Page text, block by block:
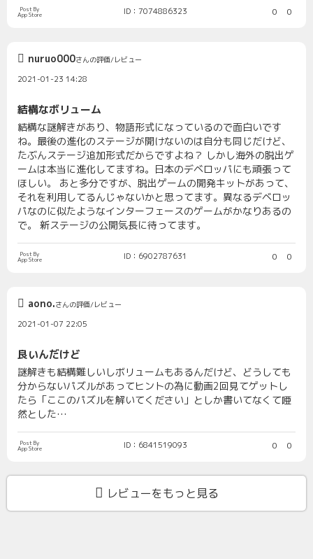
Post By
App Store ID：7074886323 0 0
nuruo000さんの評価/レビュー
2021-01-23 14:28
結構なボリューム
結構な謎解きがあり、物語形式になっているので面白いです
ね。最後の進化のステージが開けないのは自分も同じだけど、
たぶんステージ追加形式だからですよね？ しかし海外の脱出ゲ
ームは本当に進化してますね。日本のデベロッパにも頑張って
ほしい。 あと多分ですが、脱出ゲームの開発キットがあって、
それを利用してるんじゃないかと思ってます。異なるデベロッ
パなのに似たようなインターフェースのゲームがかなりあるの
で。 新ステージの公開気長に待ってます。
Post By
App Store ID：6902787631 0 0
aono.さんの評価/レビュー
2021-01-07 22:05
良いんだけど
謎解きも結構難しいしボリュームもあるんだけど、どうしても
分からないパズルがあってヒントの為に動画2回見てゲットし
たら「ここのパズルを解いてください」としか書いてなくて唖
然とした…
Post By
App Store ID：6841519093 0 0
レビューをもっと見る